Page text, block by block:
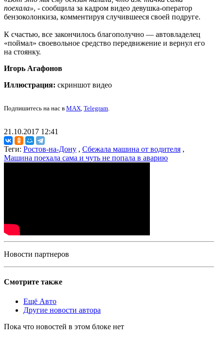
поехала», - сообщила за кадром видео девушка-оператор
бензоколонкиза, комментируя случившееся своей подруге.
К счастью, все закончилось благополучно — автовладелец
«поймал» своевольное средство передвижение и вернул его
на стоянку.
Игорь Агафонов
Иллюстрация: скриншот видео
Подпишитесь на нас в MAX, Telegram.
21.10.2017 12:41
Теги: Ростов-на-Дону , Сбежала машина от водителя ,
Машина поехала сама и чуть не попала в аварию
Новости партнеров
Смотрите также
Ещё Авто
Другие новости автора
Пока что новостей в этом блоке нет